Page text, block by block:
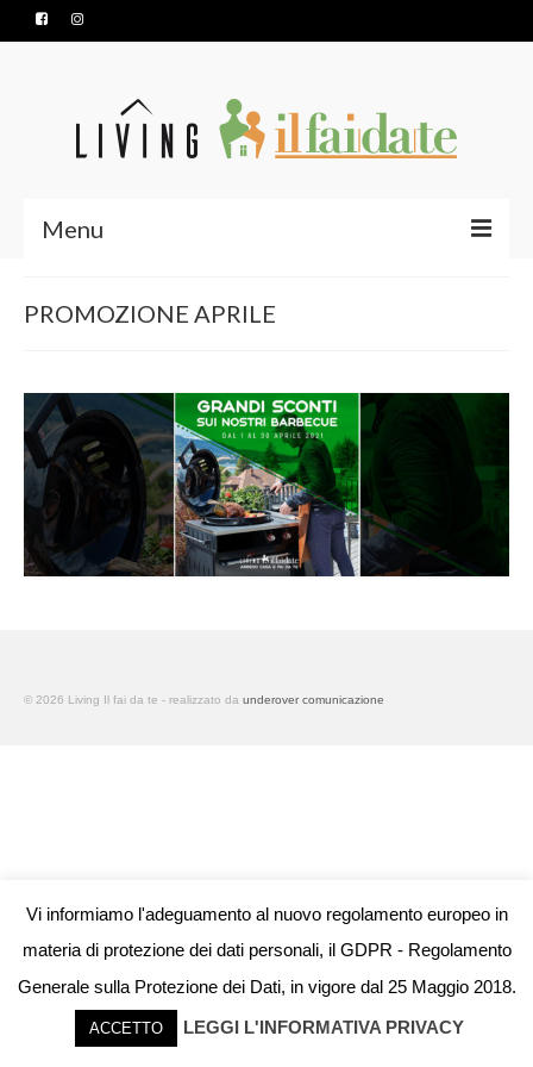
Menu
PRODOTTI
CONTATTI
NUOVA APERTURA
PROMOZIONE APRILE
© 2026 Living Il fai da te - realizzato da underover comunicazione
Vi informiamo l'adeguamento al nuovo regolamento europeo in
materia di protezione dei dati personali, il GDPR - Regolamento
Generale sulla Protezione dei Dati, in vigore dal 25 Maggio 2018.
ACCETTO LEGGI L'INFORMATIVA PRIVACY